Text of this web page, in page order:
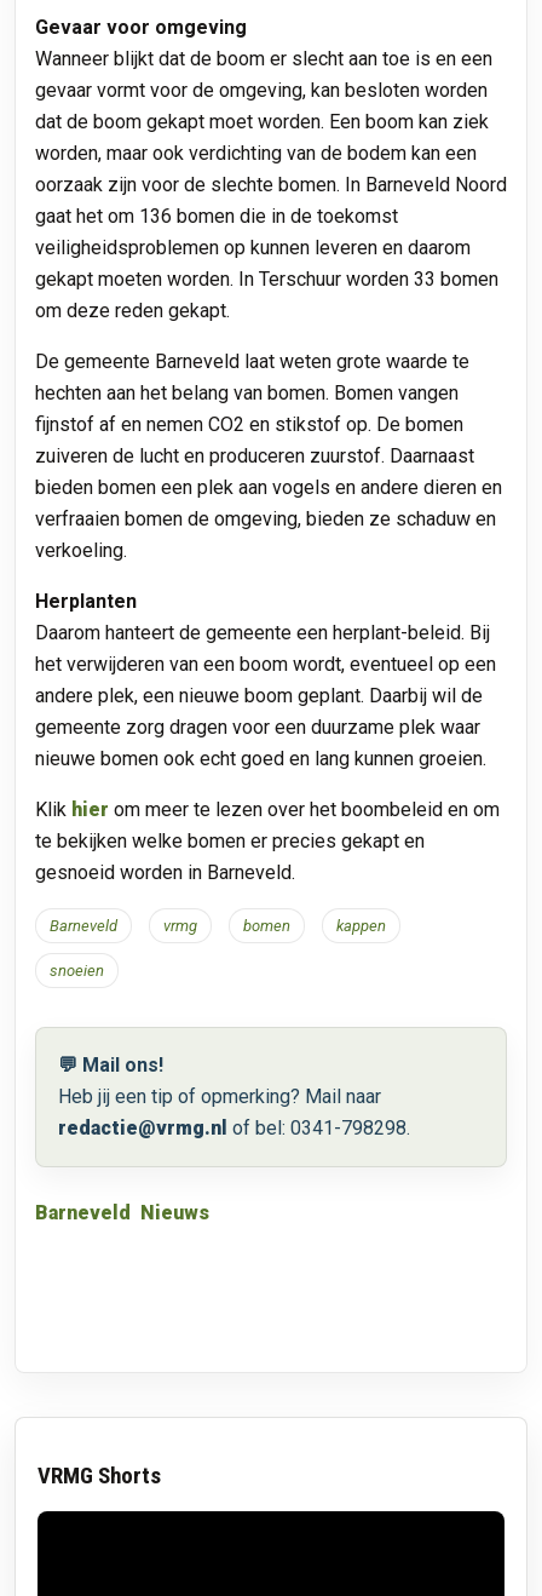
Gevaar voor omgeving
Wanneer blijkt dat de boom er slecht aan toe is en een
gevaar vormt voor de omgeving, kan besloten worden
dat de boom gekapt moet worden. Een boom kan ziek
worden, maar ook verdichting van de bodem kan een
oorzaak zijn voor de slechte bomen. In Barneveld Noord
gaat het om 136 bomen die in de toekomst
veiligheidsproblemen op kunnen leveren en daarom
gekapt moeten worden. In Terschuur worden 33 bomen
om deze reden gekapt.
De gemeente Barneveld laat weten grote waarde te
hechten aan het belang van bomen. Bomen vangen
fijnstof af en nemen CO2 en stikstof op. De bomen
zuiveren de lucht en produceren zuurstof. Daarnaast
bieden bomen een plek aan vogels en andere dieren en
verfraaien bomen de omgeving, bieden ze schaduw en
verkoeling.
Herplanten
Daarom hanteert de gemeente een herplant-beleid. Bij
het verwijderen van een boom wordt, eventueel op een
andere plek, een nieuwe boom geplant. Daarbij wil de
gemeente zorg dragen voor een duurzame plek waar
nieuwe bomen ook echt goed en lang kunnen groeien.
Klik hier om meer te lezen over het boombeleid en om
te bekijken welke bomen er precies gekapt en
gesnoeid worden in Barneveld.
Barneveld vrmg bomen kappen
snoeien
💬 Mail ons!
Heb jij een tip of opmerking? Mail naar
redactie@vrmg.nl of bel: 0341-798298.
Barneveld Nieuws
VRMG Shorts